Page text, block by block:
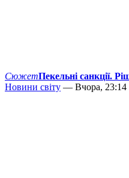
СюжетПекельні санкції.
Новини світу — Вчора, 23:14